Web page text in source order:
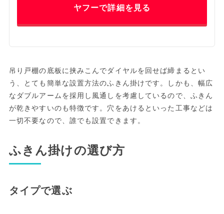
ヤフーで詳細を見る
吊り戸棚の底板に挟みこんでダイヤルを回せば締まるとい
う、とても簡単な設置方法のふきん掛けです。しかも、幅広
なダブルアームを採用し風通しを考慮しているので、ふきん
が乾きやすいのも特徴です。穴をあけるといった工事などは
一切不要なので、誰でも設置できます。
ふきん掛けの選び方
タイプで選ぶ